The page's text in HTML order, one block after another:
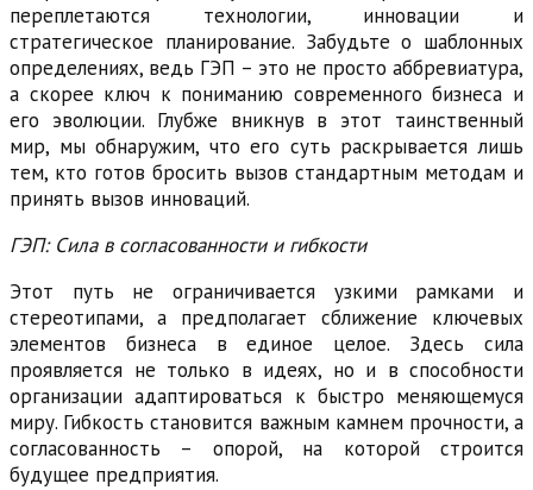
переплетаются технологии, инновации и
стратегическое планирование. Забудьте о шаблонных
определениях, ведь ГЭП – это не просто аббревиатура,
а скорее ключ к пониманию современного бизнеса и
его эволюции. Глубже вникнув в этот таинственный
мир, мы обнаружим, что его суть раскрывается лишь
тем, кто готов бросить вызов стандартным методам и
принять вызов инноваций.
ГЭП: Сила в согласованности и гибкости
Этот путь не ограничивается узкими рамками и
стереотипами, а предполагает сближение ключевых
элементов бизнеса в единое целое. Здесь сила
проявляется не только в идеях, но и в способности
организации адаптироваться к быстро меняющемуся
миру. Гибкость становится важным камнем прочности, а
согласованность – опорой, на которой строится
будущее предприятия.